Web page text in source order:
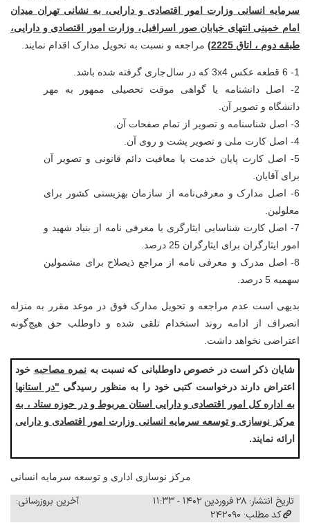
سرمایه انسانی وزارت امور اقتصادی و دارایی، به نشانی تهران میدان
امام خمینی انتهای خیابان صور اسرافیل، وزارت امور اقتصادی و دارایی،
طبقه دوم ، اتاق 2225)
مراجعه و نسبت به تحویل مدارک اقدام نمایند.
1- 6 قطعه عکس 4 x3 که در سال‌جاری گرفته شده باشد.
2-
اصل دانشنامه یا گواهی موقت تحصیلی ممهور به مهر
دانشگاه و تصویر آن.
3-
اصل شناسنامه و تصویر از تمام صفحات آن.
4-
اصل کارت ملی و تصویر پشت و روی آن.
5-
اصل کارت پایان خدمت یا معافیت دائم قانونی و تصویر آن
برای آقایان.
6-
اصل مدارک و معرفی‌نامه از سازمان بهزیستی کشور برای
معلولین.
7-
اصل کارت شناسایی ایثارگری یا معرفی نامه از بنیاد شهید و
امور ایثارگران برای ایثارگران 25 درصد.
8-
اصل مدرک و معرفی نامه از مراجع ذیصلاح برای مشمولین
سهمیه 5 درصد.
بدیهی است عدم مراجعه و تحویل مدارک فوق در موعد مقرر به منزله
انصراف از ادامه روند استخدام تلقی شده و داوطلب حق هیچ‌گونه
اعتراضی نخواهد داشت.
شایان ذکر است در خصوص داوطلبانی که نسبت به نمره مصاحبه خود
اعتراض دارند درخواست کتبی خود را به منظور رسیدگی "در استانها
به اداره کل امور اقتصادی و دارایی استان مربوط و در حوزه ستاد ، به
مرکز نوسازی و توسعه سرمایه انسانی وزارت امور اقتصادی و دارایی
ارائه نمایند.
مرکز نوسازی اداری و توسعه سرمایه انسانی
تاریخ انتشار: ۲۸ فروردین ۱۴۰۲ - ۱۱:۳۳
آخرین بروزرسانی:
کد مطلب: 242090